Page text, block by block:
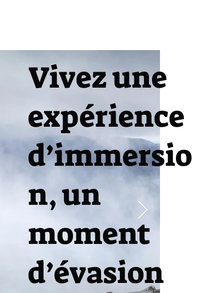
Vivez une
expérience
d’immersio
n, un
moment
d’évasion